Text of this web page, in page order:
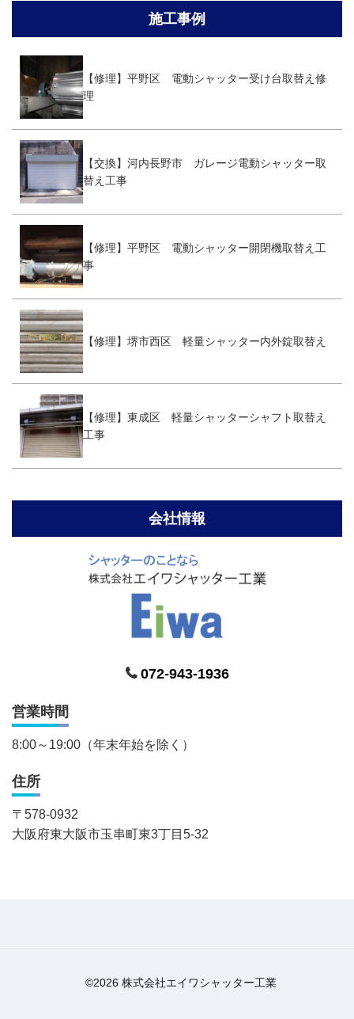
施工事例
【修理】平野区 電動シャッター受け台取替え修
理
【交換】河内長野市 ガレージ電動シャッター取
替え工事
【修理】平野区 電動シャッター開閉機取替え工
事
【修理】堺市西区 軽量シャッター内外錠取替え
【修理】東成区 軽量シャッターシャフト取替え
工事
会社情報
072-943-1936
営業時間
8:00～19:00（年末年始を除く）
住所
〒 578-0932
大阪府東大阪市玉串町東3丁目5-32
©2026 株式会社エイワシャッター工業